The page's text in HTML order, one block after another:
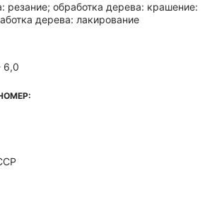
резание; обработка дерева: крашение:
дерева: лакирование
6,0